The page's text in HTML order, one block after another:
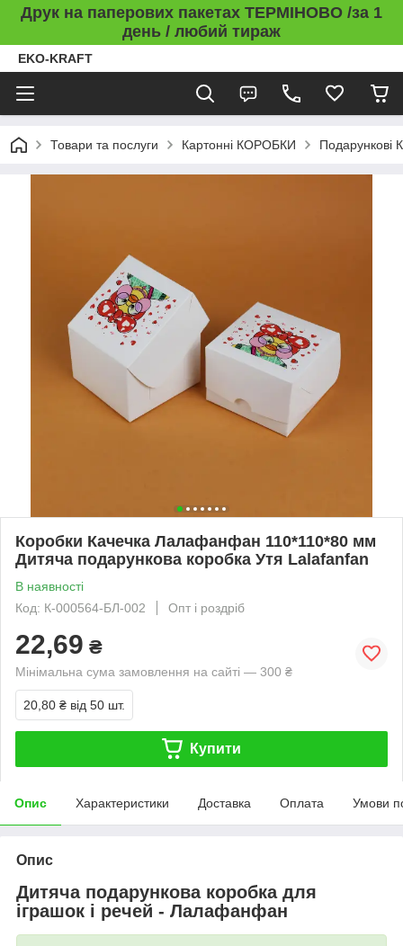
Друк на паперових пакетах ТЕРМІНОВО /за 1
день / любий тираж
EKO-KRAFT
Товари та послуги Картонні КОРОБКИ Подарункові
Коробки Качечка Лалафанфан 110*110*80 мм
Дитяча подарункова коробка Утя Lalafanfan
В наявності
Код: К-000564-БЛ-002
Опт і роздріб
22,69 ₴
Мінімальна сума замовлення на сайті — 300 ₴
20,80 ₴ від 50 шт.
Купити
Опис Характеристики Доставка Оплата Умови
Опис
Дитяча подарункова коробка для
іграшок і речей - Лалафанфан